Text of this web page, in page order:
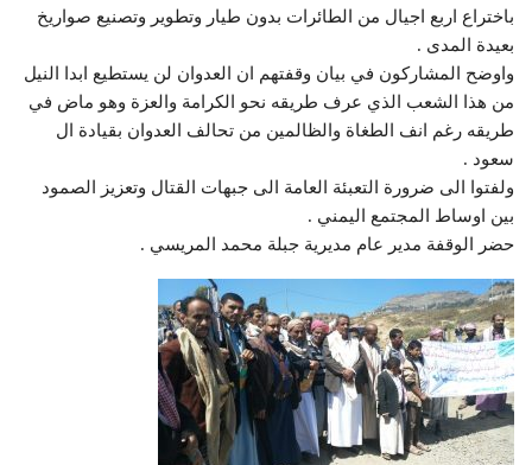
باختراع اربع اجيال من الطائرات بدون طيار وتطوير وتصنيع صواريخ
بعيدة المدى .
واوضح المشاركون في بيان وقفتهم ان العدوان لن يستطيع ابدا النيل
من هذا الشعب الذي عرف طريقه نحو الكرامة والعزة وهو ماض في
طريقه رغم انف الطغاة والظالمين من تحالف العدوان بقيادة ال
سعود .
ولفتوا الى ضرورة التعبئة العامة الى جبهات القتال وتعزيز الصمود
بين اوساط المجتمع اليمني .
حضر الوقفة مدير عام مديرية جبلة محمد المريسي .